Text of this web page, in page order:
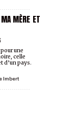
MÈRE ET
Imbert
une
celle
d’un pays.